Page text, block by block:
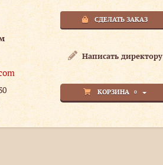
СДЕЛАТЬ ЗАКАЗ
Написать директору
КОРЗИНА 0